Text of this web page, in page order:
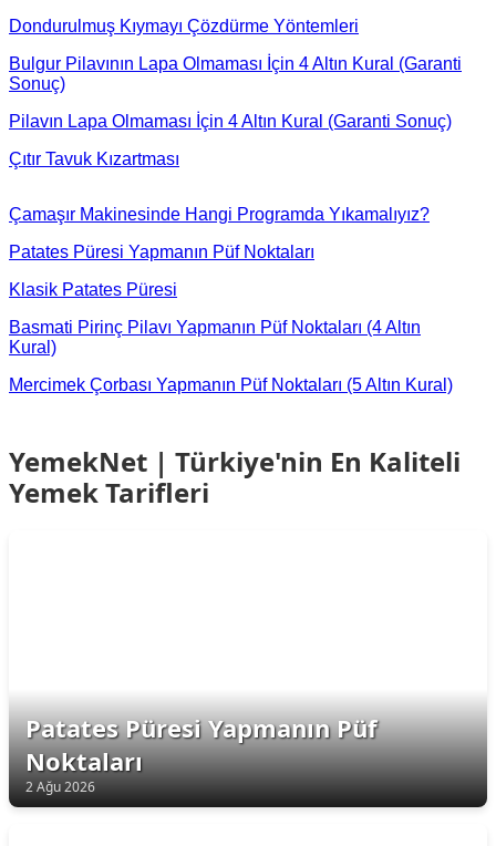
Dondurulmuş Kıymayı Çözdürme Yöntemleri
Bulgur Pilavının Lapa Olmaması İçin 4 Altın Kural (Garanti
Sonuç)
Pilavın Lapa Olmaması İçin 4 Altın Kural (Garanti Sonuç)
Çıtır Tavuk Kızartması
Çamaşır Makinesinde Hangi Programda Yıkamalıyız?
Patates Püresi Yapmanın Püf Noktaları
Klasik Patates Püresi
Basmati Pirinç Pilavı Yapmanın Püf Noktaları (4 Altın
Kural)
Mercimek Çorbası Yapmanın Püf Noktaları (5 Altın Kural)
YemekNet | Türkiye'nin En Kaliteli
Yemek Tarifleri
Patates Püresi Yapmanın Püf
Noktaları
2 Ağu 2026